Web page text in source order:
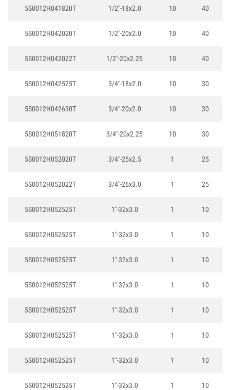
5S0012H041820T 1/2"-18x2.0 10 40
5S0012H042020T 1/2"-20x2.0 10 40
5S0012H042022T 1/2"-20x2.25 10 40
5S0012H042525T 3/4"-18x2.0 10 30
5S0012H042630T 3/4"-20x2.0 10 30
5S0012H051820T 3/4"-20x2.25 10 30
5S0012H052020T 3/4"-25x2.5 1 25
5S0012H052022T 3/4"-26x3.0 1 25
5S0012H052525T 1"-32x3.0 1 10
5S0012H052525T 1"-32x3.0 1 10
5S0012H052525T 1"-32x3.0 1 10
5S0012H052525T 1"-32x3.0 1 10
5S0012H052525T 1"-32x3.0 1 10
5S0012H052525T 1"-32x3.0 1 10
5S0012H052525T 1"-32x3.0 1 10
5S0012H052525T 1"-32x3.0 1 10